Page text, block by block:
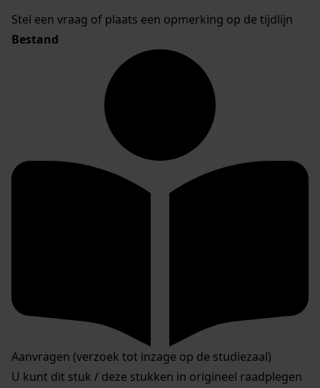
Stel een vraag of plaats een opmerking op de tijdlijn
Bestand
Aanvragen (verzoek tot inzage op de studiezaal)
U kunt dit stuk / deze stukken in origineel raadplegen